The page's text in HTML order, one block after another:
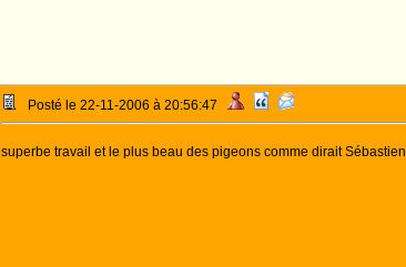
Posté le 22-11-2006 à 20:56:47
superbe travail et le plus beau des pigeons comme dirait Sébastien